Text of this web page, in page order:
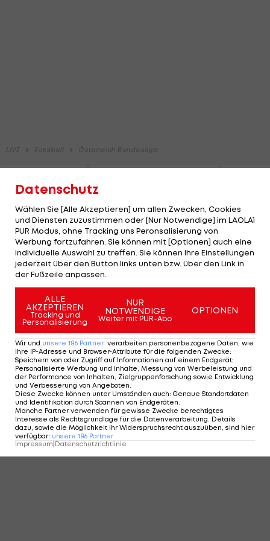
Datenschutz
Wählen Sie [Alle Akzeptieren] um allen Zwecken, Cookies
und Diensten zuzustimmen oder [Nur Notwendige] im LAOLA1
PUR Modus, ohne Tracking uns Peronsalisierung von
Werbung fortzufahren. Sie können mit [Optionen] auch eine
individuelle Auswahl zu treffen. Sie können Ihre Einstellungen
jederzeit über den Button links unten bzw. über den Link in
der Fußzeile anpassen.
ALLE
AKZEPTIEREN
Tracking und
Personalisierung
NUR
NOTWENDIGE
Weiter mit PUR-Abo
OPTIONEN
Wir und unsere 186 Partner verarbeiten personenbezogene Daten, wie
Ihre IP-Adresse und Browser-Attribute für die folgenden Zwecke:
Speichern von oder Zugriff auf Informationen auf einem Endgerät;
Personalisierte Werbung und Inhalte, Messung von Werbeleistung und
der Performance von Inhalten, Zielgruppenforschung sowie Entwicklung
und Verbesserung von Angeboten.
Diese Zwecke können unter Umständen auch: Genaue Standortdaten
und Identifikation durch Scannen von Endgeräten.
Manche Partner verwenden für gewisse Zwecke berechtigtes
Interesse als Rechtsgrundlage für die Datenverarbeitung. Details
dazu, sowie die Möglichkeit Ihr Widerspruchsrecht auszuüben, sind hier
verfügbar: unsere 186 Partner
Impressum Datenschutzrichtlinie